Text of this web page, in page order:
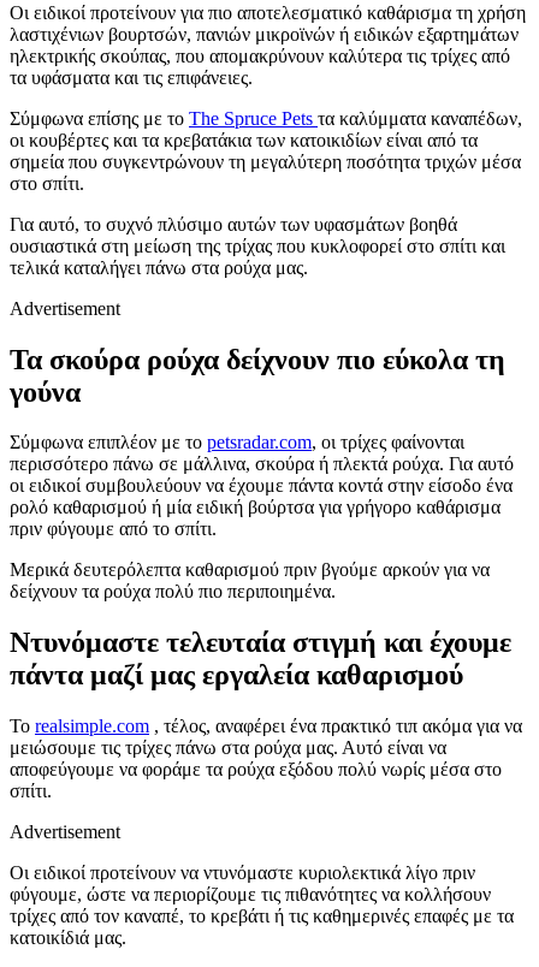
Οι ειδικοί προτείνουν για πιο αποτελεσματικό καθάρισμα τη χρήση
λαστιχένιων βουρτσών, πανιών μικροϊνών ή ειδικών εξαρτημάτων
ηλεκτρικής σκούπας, που απομακρύνουν καλύτερα τις τρίχες από
τα υφάσματα και τις επιφάνειες.
Σύμφωνα επίσης με το The Spruce Pets τα καλύμματα καναπέδων,
οι κουβέρτες και τα κρεβατάκια των κατοικιδίων είναι από τα
σημεία που συγκεντρώνουν τη μεγαλύτερη ποσότητα τριχών μέσα
στο σπίτι.
Για αυτό, το συχνό πλύσιμο αυτών των υφασμάτων βοηθά
ουσιαστικά στη μείωση της τρίχας που κυκλοφορεί στο σπίτι και
τελικά καταλήγει πάνω στα ρούχα μας.
Advertisement
Τα σκούρα ρούχα δείχνουν πιο εύκολα τη
γούνα
Σύμφωνα επιπλέον με το petsradar.com, οι τρίχες φαίνονται
περισσότερο πάνω σε μάλλινα, σκούρα ή πλεκτά ρούχα. Για αυτό
οι ειδικοί συμβουλεύουν να έχουμε πάντα κοντά στην είσοδο ένα
ρολό καθαρισμού ή μία ειδική βούρτσα για γρήγορο καθάρισμα
πριν φύγουμε από το σπίτι.
Μερικά δευτερόλεπτα καθαρισμού πριν βγούμε αρκούν για να
δείχνουν τα ρούχα πολύ πιο περιποιημένα.
Ντυνόμαστε τελευταία στιγμή και έχουμε
πάντα μαζί μας εργαλεία καθαρισμού
Το realsimple.com , τέλος, αναφέρει ένα πρακτικό τιπ ακόμα για να
μειώσουμε τις τρίχες πάνω στα ρούχα μας. Αυτό είναι να
αποφεύγουμε να φοράμε τα ρούχα εξόδου πολύ νωρίς μέσα στο
σπίτι.
Advertisement
Οι ειδικοί προτείνουν να ντυνόμαστε κυριολεκτικά λίγο πριν
φύγουμε, ώστε να περιορίζουμε τις πιθανότητες να κολλήσουν
τρίχες από τον καναπέ, το κρεβάτι ή τις καθημερινές επαφές με τα
κατοικίδιά μας.